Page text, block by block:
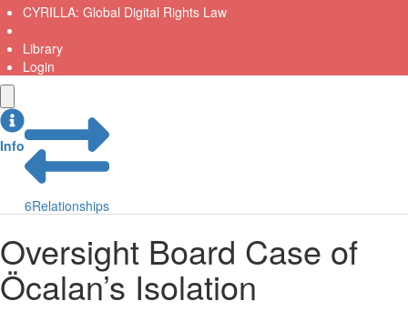
CYRILLA: Global Digital Rights Law
Library
Login
Info
6Relationships
Oversight Board Case of
Öcalan’s Isolation